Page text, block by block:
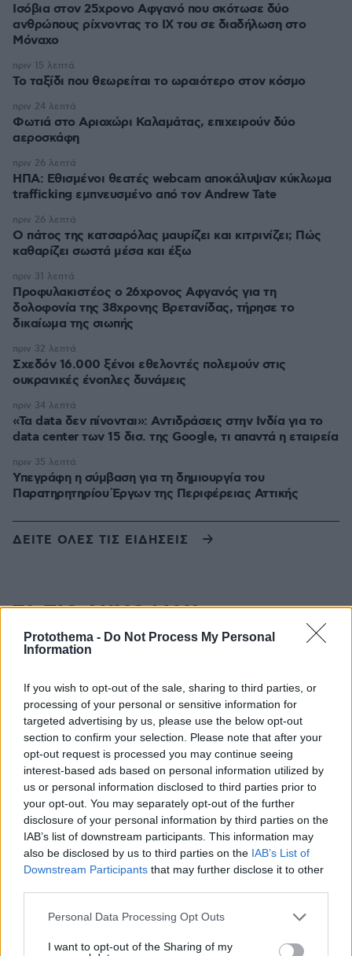
Protothema - Do Not Process My Personal
Information
If you wish to opt-out of the sale, sharing to third parties, or
processing of your personal or sensitive information for
targeted advertising by us, please use the below opt-out
section to confirm your selection. Please note that after your
opt-out request is processed you may continue seeing
interest-based ads based on personal information utilized by
us or personal information disclosed to third parties prior to
your opt-out. You may separately opt-out of the further
disclosure of your personal information by third parties on the
IAB’s list of downstream participants. This information may
also be disclosed by us to third parties on the IAB’s List of
Downstream Participants that may further disclose it to other
Please note that this website/app uses one or more Google
not limited to your visit or usage behaviour. You may click to
Personal Data Processing Opt Outs
I want to opt-out of the Sharing of my
Ισόβια στον 25χρονο Αφγανό που σκότωσε δύο
ανθρώπους ρίχνοντας το ΙΧ του σε διαδήλωση στο
Μόναχο
Το ταξίδι που θεωρείται το ωραιότερο στον κόσμο
πριν 15 λεπτά
Φωτιά στο Αριοχώρι Καλαμάτας, επιχειρούν δύο
αεροσκάφη
πριν 24 λεπτά
ΗΠΑ: Εθισμένοι θεατές webcam αποκάλυψαν κύκλωμα
trafficking εμπνευσμένο από τον Andrew Tate
πριν 26 λεπτά
Ο πάτος της κατσαρόλας μαυρίζει και κιτρινίζει; Πώς
καθαρίζει σωστά μέσα και έξω
πριν 26 λεπτά
Προφυλακιστέος ο 26χρονος Αφγανός για τη
δολοφονία της 38χρονης Βρετανίδας, τήρησε το
δικαίωμα της σιωπής
πριν 31 λεπτά
Σχεδόν 16.000 ξένοι εθελοντές πολεμούν στις
ουκρανικές ένοπλες δυνάμεις
πριν 32 λεπτά
«Τα data δεν πίνονται»: Αντιδράσεις στην Ινδία για το
data center των 15 δισ. της Google, τι απαντά η εταιρεία
πριν 34 λεπτά
Υπεγράφη η σύμβαση για τη δημιουργία του
Παρατηρητηρίου Έργων της Περιφέρειας Αττικής
πριν 35 λεπτά
ΔΕΙΤΕ ΟΛΕΣ ΤΙΣ ΕΙΔΗΣΕΙΣ
ΤΑ ΠΙΟ ΔΗΜΟΦΙΛΗ